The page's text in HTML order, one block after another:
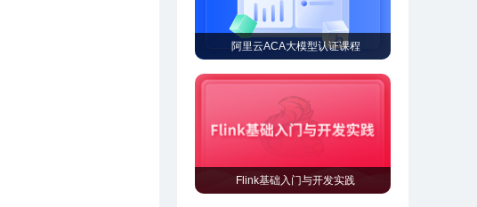
阿里云ACA大模型认证课程
Flink基础入门与开发实践